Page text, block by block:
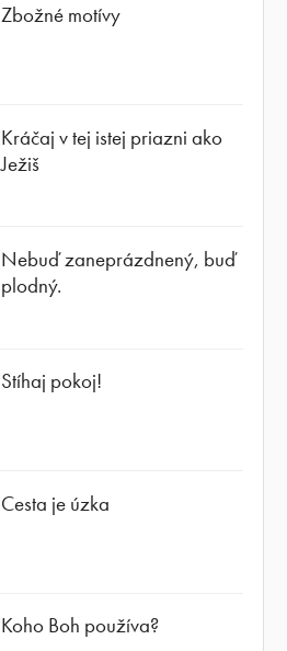
Zbožné motívy
Kráčaj v tej istej priazni ako
Ježiš
Nebuď zaneprázdnený, buď
plodný.
Stíhaj pokoj!
Cesta je úzka
Koho Boh používa?